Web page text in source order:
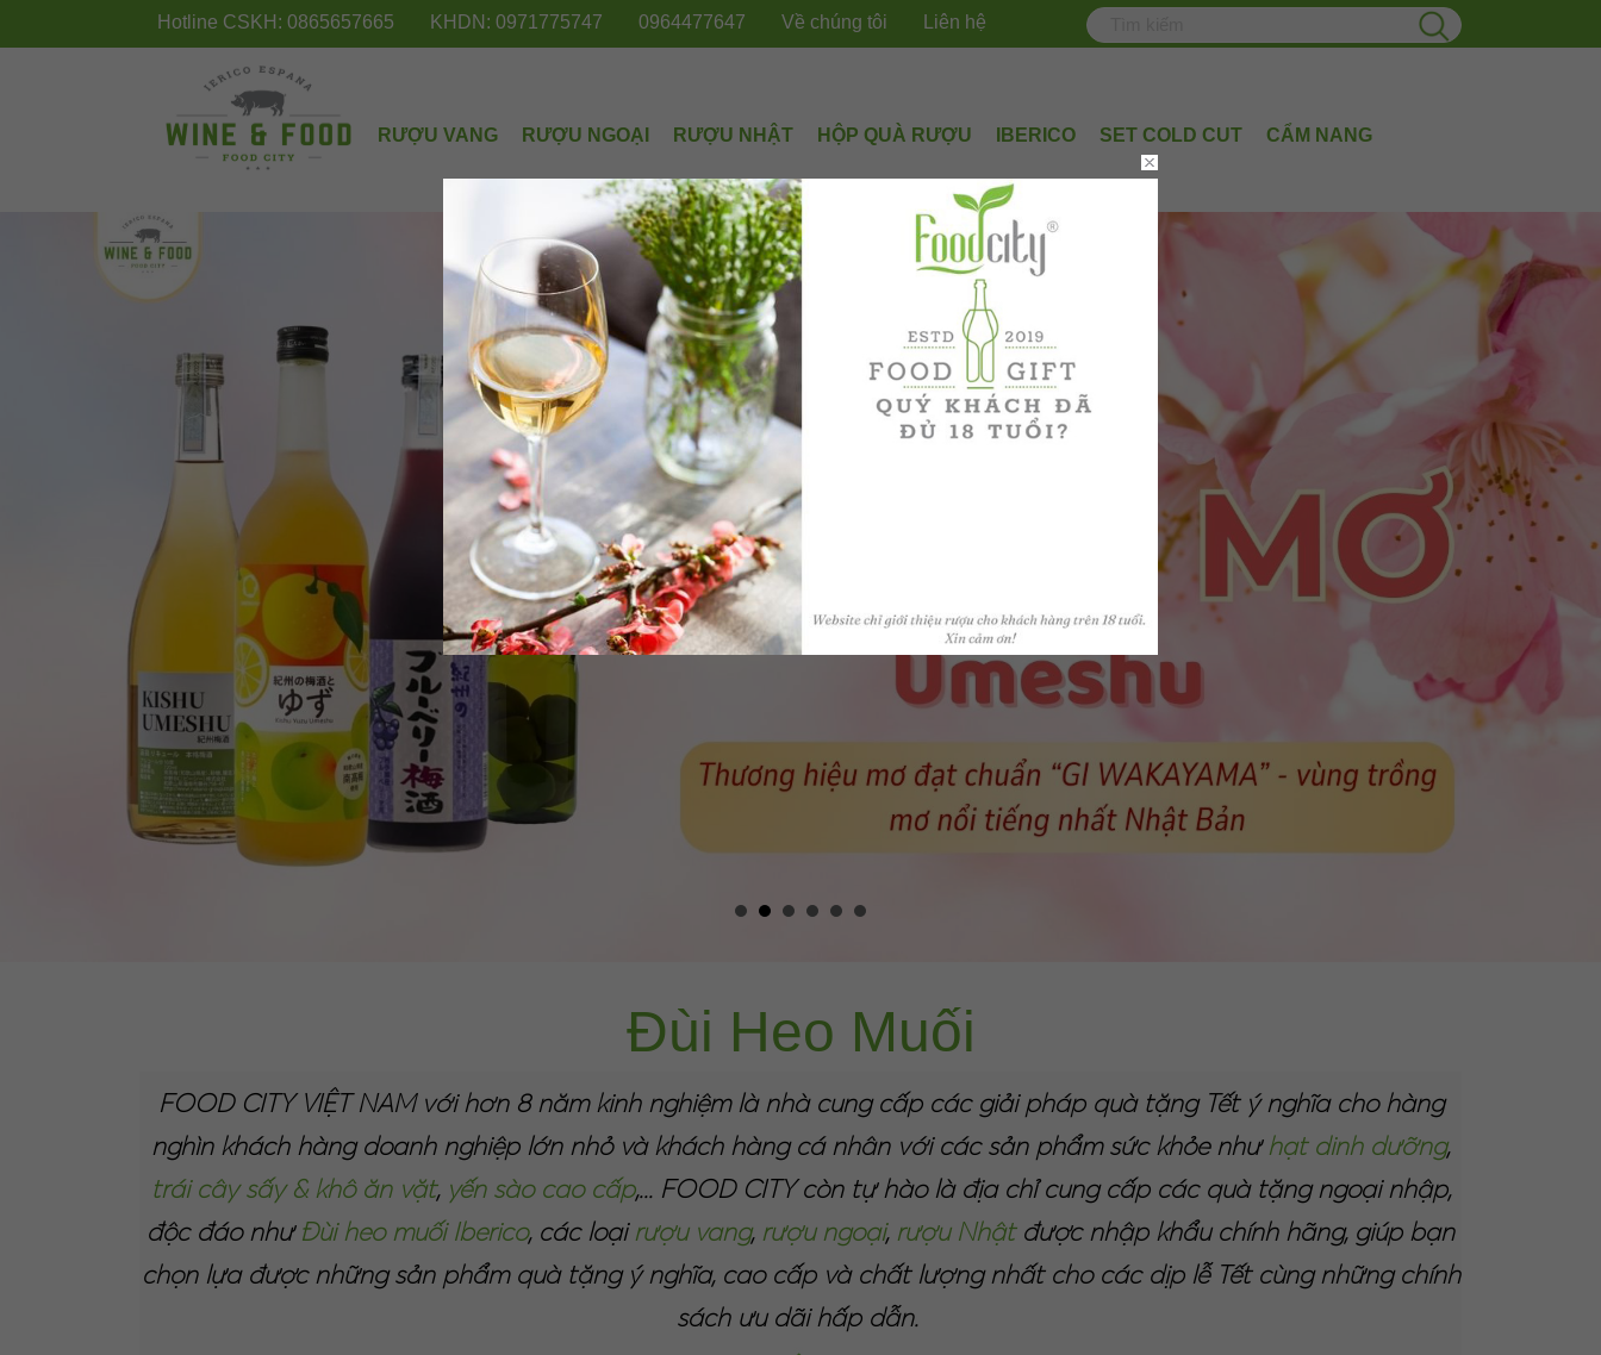
Hotline CSKH: 0865657665 KHDN: 0971775747 0964477647 Về chúng tôi Liên hệ
RƯỢU VANG RƯỢU NGOẠI RƯỢU NHẬT HỘP QUÀ RƯỢU IBERICO SET COLD CUT CẨM NANG
Đùi Heo Muối
FOOD CITY VIỆT NAM với hơn 8 năm kinh nghiệm là nhà cung cấp các giải pháp quà tặng Tết ý nghĩa cho hàng
nghìn khách hàng doanh nghiệp lớn nhỏ và khách hàng cá nhân với các sản phẩm sức khỏe như hạt dinh dưỡng,
trái cây sấy & khô ăn vặt, yến sào cao cấp,... FOOD CITY còn tự hào là địa chỉ cung cấp các quà tặng ngoại nhập,
độc đáo như Đùi heo muối Iberico, các loại rượu vang, rượu ngoại, rượu Nhậtđược nhập khẩu chính hãng, giúp bạn
chọn lựa được những sản phẩm quà tặng ý nghĩa, cao cấp và chất lượng nhất cho các dịp lễ Tết cùng những chính
sách ưu dãi hấp dẫn.